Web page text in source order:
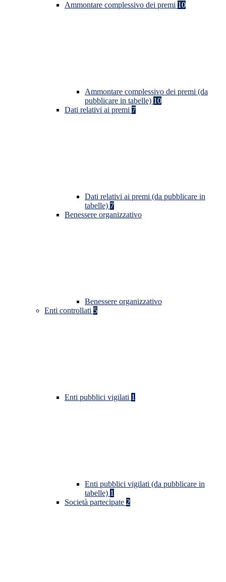
Ammontare complessivo dei premi 10
Ammontare complessivo dei premi (da
pubblicare in tabelle) 10
Dati relativi ai premi 7
Dati relativi ai premi (da pubblicare in
tabelle) 7
Benessere organizzativo
Benessere organizzativo
Enti controllati 5
Enti pubblici vigilati 1
Enti pubblici vigilati (da pubblicare in
tabelle) 1
Società partecipate 2